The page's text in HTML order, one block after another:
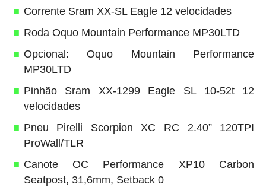
Corrente Sram XX-SL Eagle 12 velocidades
Roda Oquo Mountain Performance MP30LTD
Opcional: Oquo Mountain Performance
MP30LTD
Pinhão Sram XX-1299 Eagle SL 10-52t 12
velocidades
Pneu Pirelli Scorpion XC RC 2.40” 120TPI
ProWall/TLR
Canote OC Performance XP10 Carbon
Seatpost, 31,6mm, Setback 0